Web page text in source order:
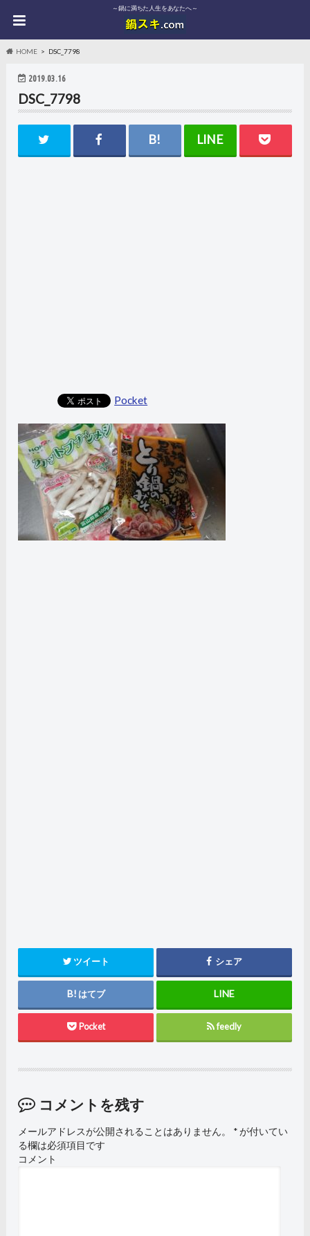
～鍋に満ちた人生をあなたへ～
HOME DSC_7798
2019.03.16
DSC_7798
Pocket
ツイート シェア
はてブ
Pocket feedly
コメントを残す
メールアドレスが公開されることはありません。 *が付いてい
る欄は必須項目です
コメント